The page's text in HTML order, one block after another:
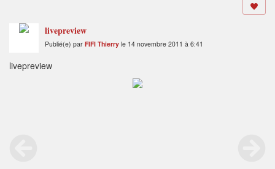
livepreview
Publié(e) par FIFI Thierry le 14 novembre 2011 à 6:41
livepreview